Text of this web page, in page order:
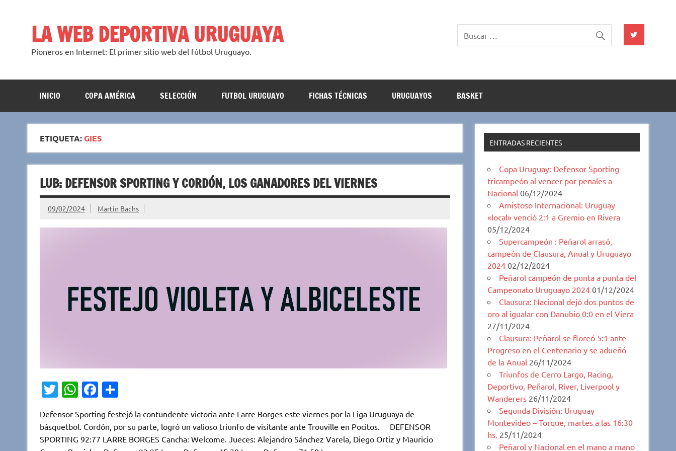
LA WEB DEPORTIVA URUGUAYA
Pioneros en Internet: El primer sitio web del fútbol Uruguayo.
INICIO COPA AMÉRICA SELECCIÓN FUTBOL URUGUAYO FICHAS TÉCNICAS URUGUAYOS BASKET
ETIQUETA:GIES
LUB: DEFENSOR SPORTING Y CORDÓN, LOS GANADORES DEL VIERNES
09/02/2024 Martin Bachs
T
it
te
W
at
s
Fa
e
b
C
m
p
Defensor Sporting festejó la contundente victoria ante Larre Borges este viernes por la Liga Uruguaya de
básquetbol. Cordón, por su parte, logró un valioso triunfo de visitante ante Trouville en Pocitos. DEFENSOR
SPORTING 92:77 LARRE BORGES Cancha: Welcome. Jueces: Alejandro Sánchez Varela, Diego Ortiz y Mauricio
ENTRADAS RECIENTES
Copa Uruguay: Defensor Sporting
tricampeón al vencer por penales a
Nacional 06/12/2024
Amistoso Internacional: Uruguay
«local» venció 2:1 a Gremio en Rivera
05/12/2024
Supercampeón : Peñarol arrasó,
campeón de Clausura, Anual y Uruguayo
2024 02/12/2024
Peñarol campeón de punta a punta del
Campeonato Uruguayo 2024 01/12/2024
Clausura: Nacional dejó dos puntos de
oro al igualar con Danubio 0:0 en el Viera
27/11/2024
Clausura: Peñarol se floreó 5:1 ante
Progreso en el Centenario y se adueñó
de la Anual 26/11/2024
Triunfos de Cerro Largo, Racing,
Deportivo, Peñarol, River, Liverpool y
Wanderers 26/11/2024
Segunda División: Uruguay
Montevideo – Torque, martes a las 16:30
hs. 25/11/2024
Peñarol y Nacional en el mano a mano